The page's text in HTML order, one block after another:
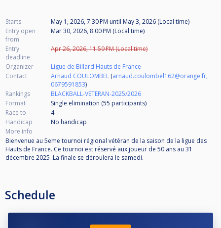
Starts May 1, 2026, 7:30 PM until May 3, 2026 (Local time)
Entry open
from
Mar 30, 2026, 8:00 PM (Local time)
Entry
deadline
Apr 26, 2026, 11:59 PM (Local time)
Organizer
Ligue de Billard Hauts de France
Contact
Arnaud COULOMBEL (arnaud.coulombel162@orange.fr,
0679591853)
Rankings
BLACKBALL-VETERAN-2025/2026
Format
Single elimination (55 participants)
Race to
4
Handicap
No handicap
More info
Bienvenue au 5eme tournoi régional vétéran de la saison de la ligue des
Hauts de France. Ce tournoi est réservé aux joueur de 50 ans au 31
décembre 2025 .La finale se déroulera le samedi.
Schedule